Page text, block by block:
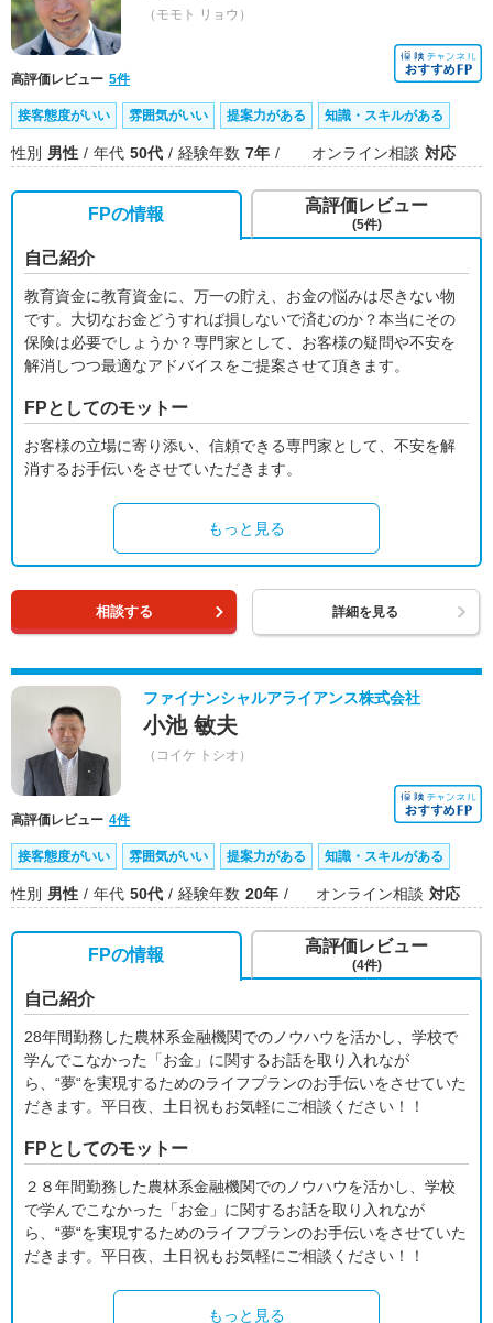
（モモト リョウ）
高評価レビュー 5件
接客態度がいい 雰囲気がいい 提案力がある 知識・スキルがある
性別 男性 年代 50代 経験年数 7年 オンライン相談 対応
FPの情報
自己紹介
教育資金に教育資金に、万一の貯え、お金の悩みは尽きない物
です。大切なお金どうすれば損しないで済むのか？本当にその
保険は必要でしょうか？専門家として、お客様の疑問や不安を
解消しつつ最適なアドバイスをご提案させて頂きます。
FPとしてのモットー
お客様の立場に寄り添い、信頼できる専門家として、不安を解
消するお手伝いをさせていただきます。
もっと見る
高評価レビュー
(5件)
相談する 詳細を見る
ファイナンシャルアライアンス株式会社
小池 敏夫
（コイケ トシオ）
高評価レビュー 4件
接客態度がいい 雰囲気がいい 提案力がある 知識・スキルがある
性別 男性 年代 50代 経験年数 20年 オンライン相談 対応
FPの情報
自己紹介
28年間勤務した農林系金融機関でのノウハウを活かし、学校で
学んでこなかった「お金」に関するお話を取り入れなが
ら、“夢“を実現するためのライフプランのお手伝いをさせていた
だきます。平日夜、土日祝もお気軽にご相談ください！！
FPとしてのモットー
２８年間勤務した農林系金融機関でのノウハウを活かし、学校
で学んでこなかった「お金」に関するお話を取り入れなが
ら、“夢“を実現するためのライフプランのお手伝いをさせていた
だきます。平日夜、土日祝もお気軽にご相談ください！！
もっと見る
高評価レビュー
(4件)